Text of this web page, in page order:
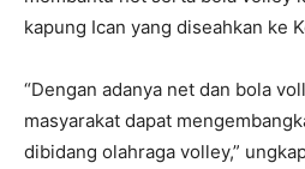
kapung Ican yang diseahkan ke
“Dengan adanya net dan bola
masyarakat dapat
dibidang olahraga volley,”